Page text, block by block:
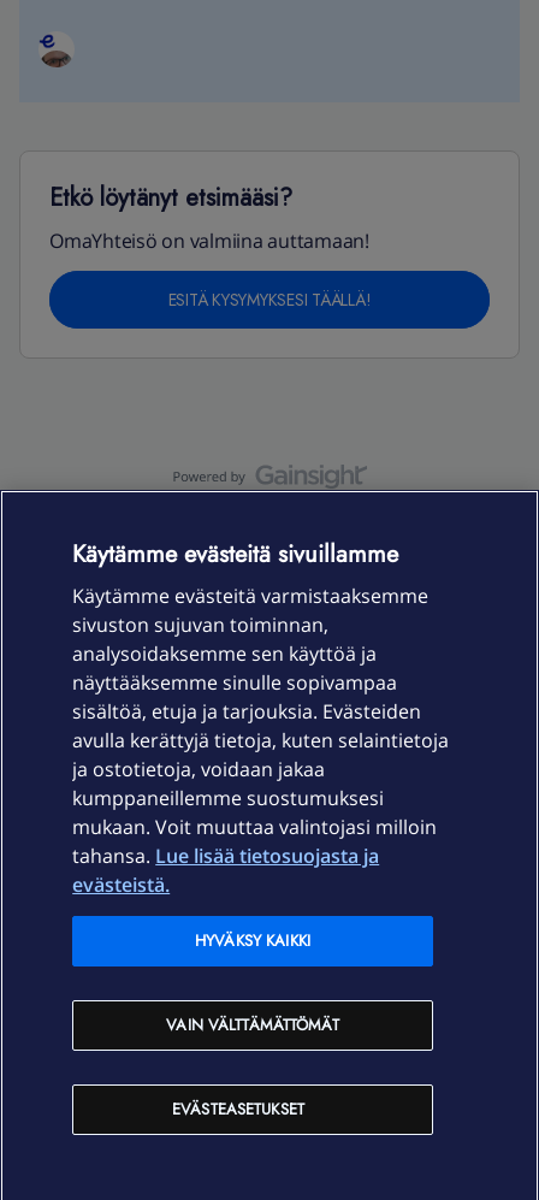
Etkö löytänyt etsimääsi?
OmaYhteisö on valmiina auttamaan!
ESITÄ KYSYMYKSESI TÄÄLLÄ!
Laitteet & liittymät
Palvelut
Ajankohtaista
Elisa Oyj
In English
Käytämme evästeitä sivuillamme
Käytämme evästeitä varmistaaksemme
sivuston sujuvan toiminnan,
analysoidaksemme sen käyttöä ja
näyttääksemme sinulle sopivampaa
sisältöä, etuja ja tarjouksia. Evästeiden
avulla kerättyjä tietoja, kuten selaintietoja
ja ostotietoja, voidaan jakaa
kumppaneillemme suostumuksesi
mukaan. Voit muuttaa valintojasi milloin
tahansa. Lue lisää tietosuojasta ja
evästeistä.
EVÄSTEASETUKSET
VAIN VÄLTTÄMÄTTÖMÄT
HYVÄKSY KAIKKI